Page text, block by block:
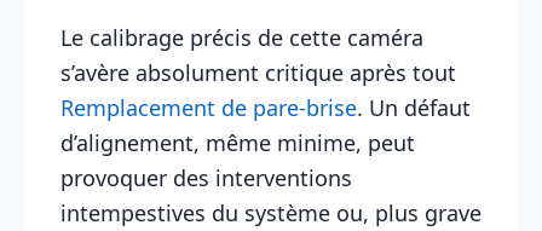
Le calibrage précis de cette caméra
s’avère absolument critique après tout
Remplacement de pare-brise. Un défaut
d’alignement, même minime, peut
provoquer des interventions
intempestives du système ou, plus grave